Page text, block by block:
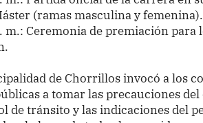
(ramas masculina y femenina).
m.: Ceremonia de premiación para
de Chorrillos invocó a los
a tomar las precauciones del
de tránsito y las indicaciones del